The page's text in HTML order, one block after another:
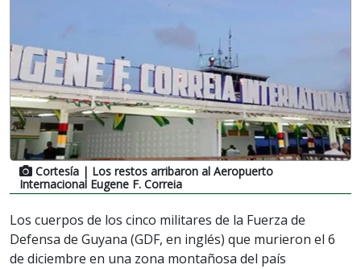
Cortesía | Los restos arribaron al Aeropuerto
Internacional Eugene F. Correia
Los cuerpos de los cinco militares de la Fuerza de
Defensa de Guyana (GDF, en inglés) que murieron el 6
de diciembre en una zona montañosa del país